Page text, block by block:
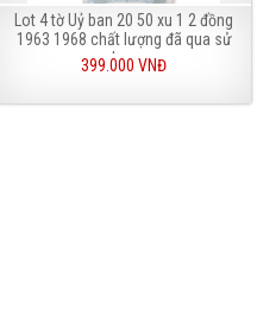
Lot 4 tờ Uỷ ban 20 50 xu 1 2 đồng
1963 1968 chất lượng đã qua sử
dụng
399.000 VNĐ